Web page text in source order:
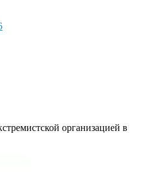
организацией в